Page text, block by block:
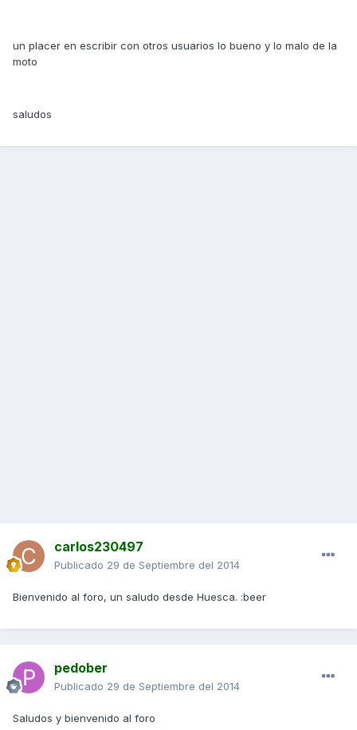
un placer en escribir con otros usuarios lo bueno y lo malo de la
moto
saludos
carlos230497
Publicado 29 de Septiembre del 2014
Bienvenido al foro, un saludo desde Huesca. :beer
pedober
Publicado 29 de Septiembre del 2014
Saludos y bienvenido al foro